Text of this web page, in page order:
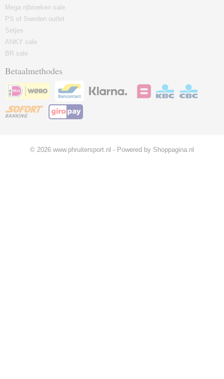
Mega rijbroeken sale
PS of Sweden outlet
Setjes
ANKY sale
BR sale
Betaalmethodes
© 2026 www.phruitersport.nl - Powered by Shoppagina.nl